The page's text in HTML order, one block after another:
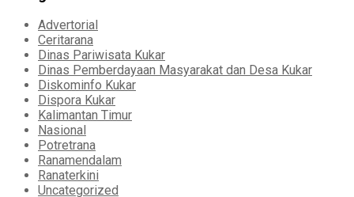
Advertorial
Ceritarana
Dinas Pariwisata Kukar
Dinas Pemberdayaan Masyarakat dan Desa Kukar
Diskominfo Kukar
Dispora Kukar
Kalimantan Timur
Nasional
Potretrana
Ranamendalam
Ranaterkini
Uncategorized